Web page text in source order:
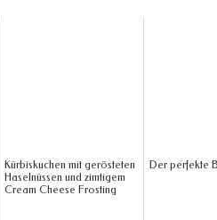
Kürbiskuchen mit gerösteten
Haselnüssen und zimtigem
Cream Cheese Frosting
Der perfekte